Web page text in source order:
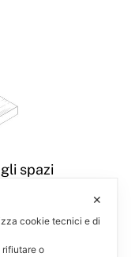
spazi
✕
cookie tecnici e di
rifiutare o